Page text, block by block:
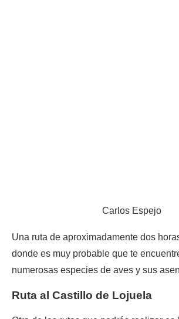
Carlos Espejo
Una ruta de aproximadamente dos
donde es muy probable que te
numerosas especies de aves y sus
Ruta al Castillo de Lojuela